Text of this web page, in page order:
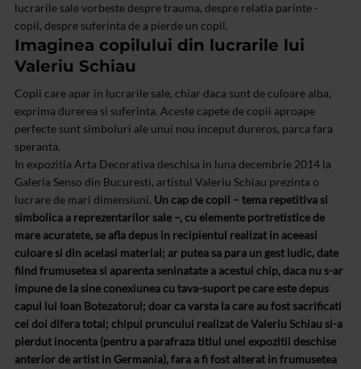
lucrarile sale vorbeste despre trauma, despre relatia parinte -
copil, despre suferinta de a pierde un copil.
Imaginea copilului din lucrarile lui
Valeriu Schiau
Copii care apar in lucrarile sale, chiar daca sunt de culoare alba,
exprima durerea si suferinta. Aceste capete de copii aproape
perfecte sunt simboluri ale unui nou inceput dureros, parca fara
speranta.
In expozitia Arta Decorativa deschisa in luna decembrie 2014 la
Galeria Senso din Bucuresti, artistul Valeriu Schiau prezinta o
lucrare de mari dimensiuni. Un cap de copil – tema repetitiva si
simbolica a reprezentarilor sale –, cu elemente portretistice de
mare acuratete, se afla depus in recipientul realizat in aceeasi
culoare si din acelasi material; ar putea sa para un gest ludic, date
fiind frumusetea si aparenta seninatate a acestui chip, daca nu s-ar
impune de la sine conexiunea cu tava-suport pe care este depus
capul lui Ioan Botezatorul; doar ca varsta la care au fost sacrificati
cei doi difera total; chipul pruncului realizat de Valeriu Schiau si-a
pierdut inocenta (pentru a parafraza titlul unei expozitii deschise
anterior de artist in Germania), fara a fi fost alterat in frumusetea